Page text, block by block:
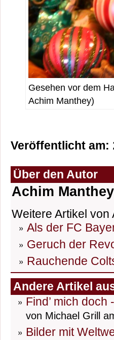
Gesehen vor dem
Achim Manthey)
Veröffentlicht am:
Über den Autor
Achim Manthey
Weitere Artikel von
Als der FC
Geruch der
Rauchende
Andere Artikel
Find’ mich
von Michael Grill
Bilder mit